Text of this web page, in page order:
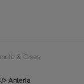
& C.sas
> Anteria